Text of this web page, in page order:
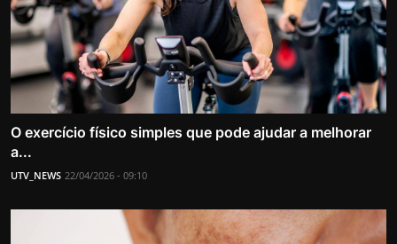
O exercício físico simples que pode ajudar a melhorar
a...
UTV_NEWS 22/04/2026 - 09:10